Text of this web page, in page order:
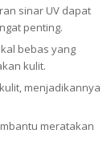
sinar UV dapat
penting.
bebas yang
kulit.
menjadikannya
meratakan